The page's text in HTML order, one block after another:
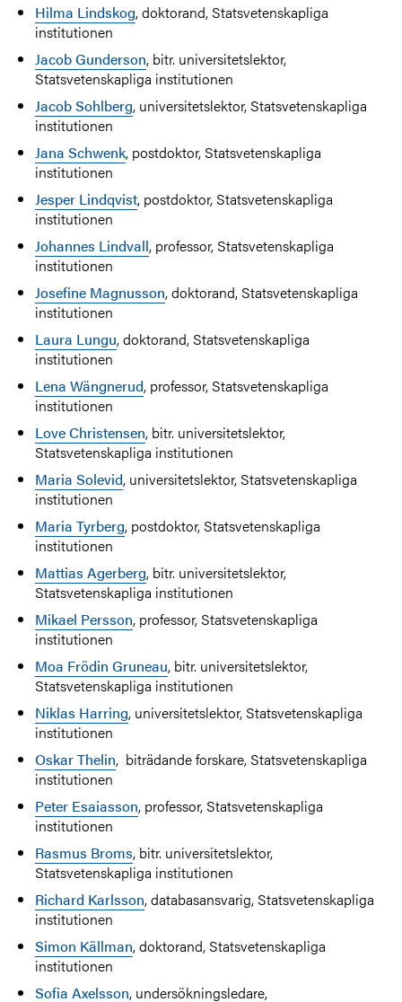
Hilma Lindskog, doktorand, Statsvetenskapliga
institutionen
Jacob Gunderson, bitr. universitetslektor,
Statsvetenskapliga institutionen
Jacob Sohlberg, universitetslektor, Statsvetenskapliga
institutionen
Jana Schwenk, postdoktor, Statsvetenskapliga
institutionen
Jesper Lindqvist, postdoktor, Statsvetenskapliga
institutionen
Johannes Lindvall, professor, Statsvetenskapliga
institutionen
Josefine Magnusson, doktorand, Statsvetenskapliga
institutionen
Laura Lungu, doktorand, Statsvetenskapliga
institutionen
Lena Wängnerud, professor, Statsvetenskapliga
institutionen
Love Christensen, bitr. universitetslektor,
Statsvetenskapliga institutionen
Maria Solevid, universitetslektor, Statsvetenskapliga
institutionen
Maria Tyrberg, postdoktor, Statsvetenskapliga
institutionen
Mattias Agerberg, bitr. universitetslektor,
Statsvetenskapliga institutionen
Mikael Persson, professor, Statsvetenskapliga
institutionen
Moa Frödin Gruneau, bitr. universitetslektor,
Statsvetenskapliga institutionen
Niklas Harring, universitetslektor, Statsvetenskapliga
institutionen
Oskar Thelin, biträdande forskare, Statsvetenskapliga
institutionen
Peter Esaiasson, professor, Statsvetenskapliga
institutionen
Rasmus Broms, bitr. universitetslektor,
Statsvetenskapliga institutionen
Richard Karlsson, databasansvarig, Statsvetenskapliga
institutionen
Simon Källman, doktorand, Statsvetenskapliga
institutionen
Sofia Axelsson, undersökningsledare,